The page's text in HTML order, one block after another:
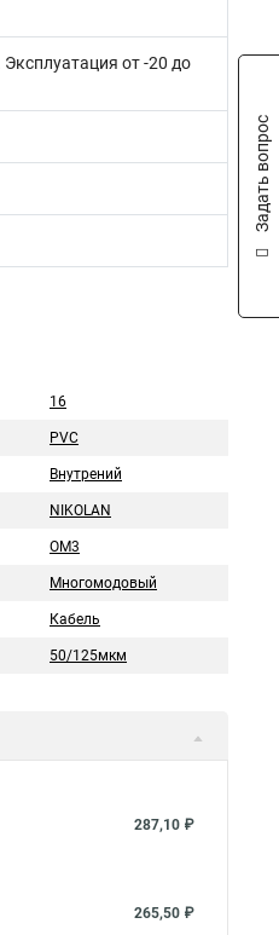
от -20 до
16
PVC
Внутрений
NIKOLAN
ОМ3
Многомодовый
Кабель
50/125мкм
287,10 ₽
265,50 ₽
Задать вопрос